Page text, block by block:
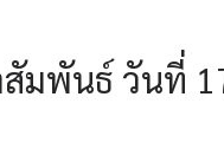
มพันธ์ วันที่